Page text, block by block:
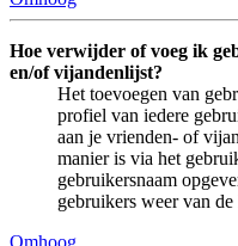
Hoe verwijder of voeg ik
en/of vijandenlijst?
Het toevoegen van
profiel van iedere
aan je vrienden- of
manier is via het
gebruikersnaam
gebruikers weer van
Omhoog